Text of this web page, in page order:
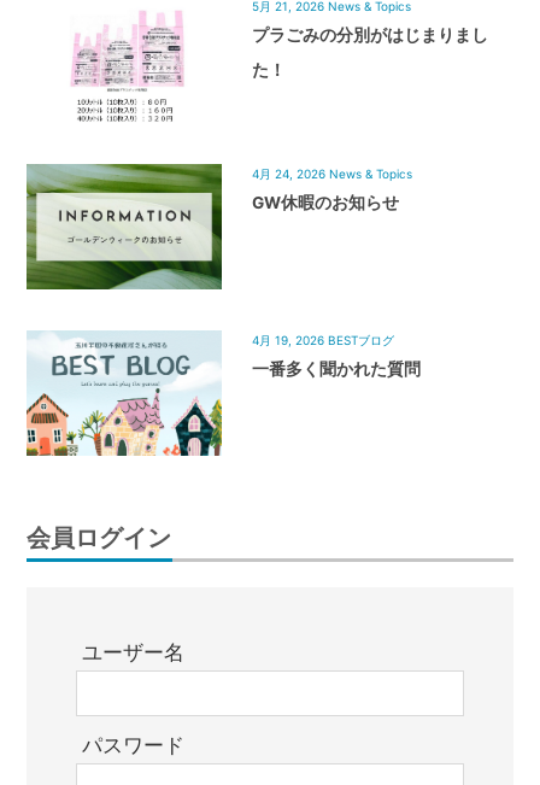
5月 21, 2026 News & Topics
プラごみの分別がはじまりまし
た！
4月 24, 2026 News & Topics
GW休暇のお知らせ
4月 19, 2026 BESTブログ
一番多く聞かれた質問
会員ログイン
ユーザー名
パスワード